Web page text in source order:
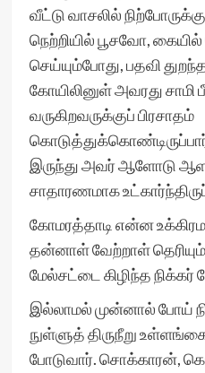
வீட்டு வாசலில் நிற்போருக்கு
நெற்றியில் பூசவோ,
செய்யும்போது, பதவி
கோயிலினுள் அவரது சாமி
வருகிறவருக்குப் பிரசாதம்
இருந்து அவர் ஆளோடு
சாதாரணமாக
கோமரத்தாடி என்ன
தன்னாள் வேற்றாள்
மேல்சட்டை கிழிந்த
இல்லாமல் முன்னால் போய்
நுள்ளுத் திருநீறு
போடுவார். சொக்காரன்,